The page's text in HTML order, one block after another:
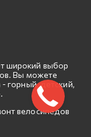
широкий выбор
Вы можете
горный, детский,
велосипедов